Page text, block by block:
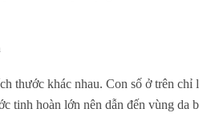
thước khác nhau. Con số ở trên
tinh hoàn lớn nên dẫn đến vùng da